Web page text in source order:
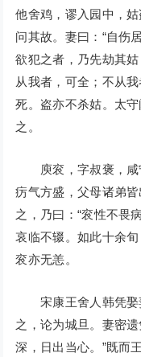
他舍鸡，谬入园中，
问其故。妻曰：“自伤
欲犯之者，乃先劫其姑
从我者，可全；不从
死。盗亦不杀姑。太
之。
庾衮，字叔褒，咸
疠气方盛，父母诸弟
之，乃曰：“衮性不畏
哀临不辍。如此十余
衮亦无恙。
宋康王舍人韩凭娶
之，论为城旦。妻密
深，日出当心。”既而